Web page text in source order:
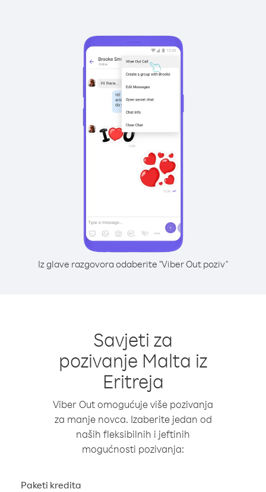
Iz glave razgovora odaberite "Viber Out poziv"
Savjeti za
pozivanje Malta iz
Eritreja
Viber Out omogućuje više pozivanja
za manje novca. Izaberite jedan od
naših fleksibilnih i jeftinih
mogućnosti pozivanja:
Paketi kredita